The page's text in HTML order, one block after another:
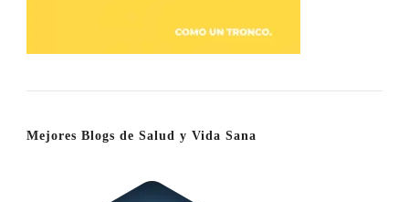
Mejores Blogs de Salud y Vida Sana